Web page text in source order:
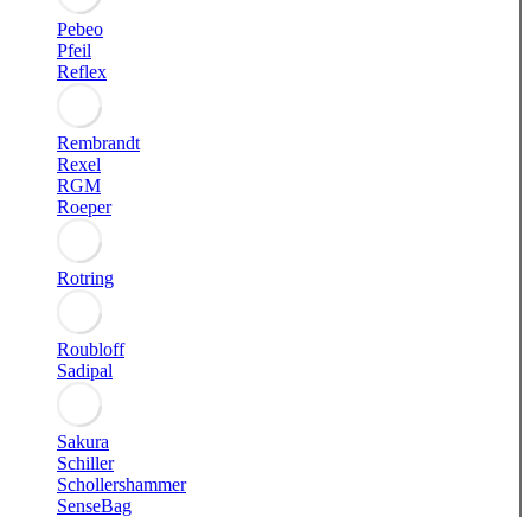
Pebeo
Pfeil
Reflex
Rembrandt
Rexel
RGM
Roeper
Rotring
Roubloff
Sadipal
Sakura
Schiller
Schollershammer
SenseBag